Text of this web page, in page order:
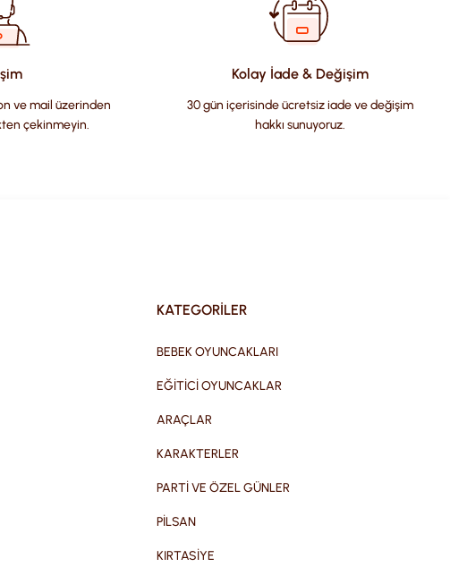
ve mail üzerinden
çekinmeyin.
Kolay İade & Değişim
30 gün içerisinde ücretsiz iade ve değişim
hakkı sunuyoruz.
KATEGORİLER
BEBEK OYUNCAKLARI
EĞİTİCİ OYUNCAKLAR
ARAÇLAR
KARAKTERLER
PARTİ VE ÖZEL GÜNLER
PİLSAN
KIRTASİYE